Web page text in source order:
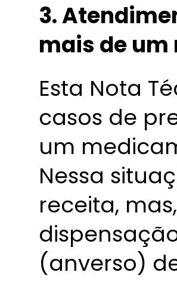
3.
mais de
Esta Nota
casos de
um
Nessa
receita,
(anverso)